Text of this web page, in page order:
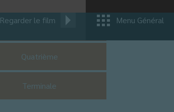
Regarder le film Menu Général
Quatrième
Terminale